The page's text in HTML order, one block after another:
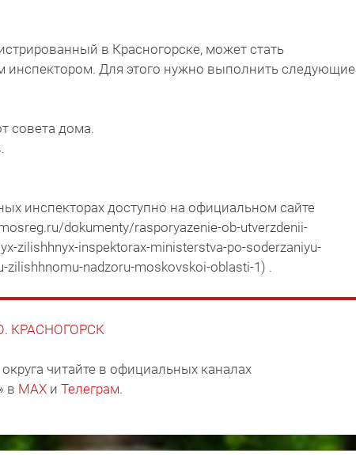
в Красногорске, может стать
Для этого нужно выполнить следующие
совета дома.
инспекторах доступно на официальном сайте
dokumenty/rasporyazenie-ob-utverzdenii-
zilishhnyx-inspektorax-ministerstva-po-soderzaniyu-
nadzoru-moskovskoi-oblasti-1) .
КРАСНОГОРСК
читайте в официальных каналах
в MAX и Телеграм.